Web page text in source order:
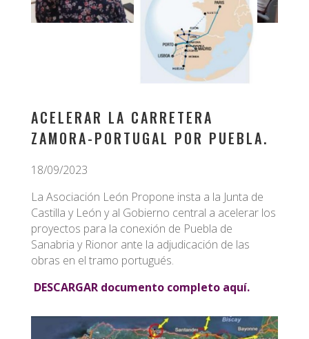
ACELERAR LA CARRETERA
ZAMORA-PORTUGAL POR PUEBLA.
18/09/2023
La Asociación León Propone insta a la Junta de
Castilla y León y al Gobierno central a acelerar los
proyectos para la conexión de Puebla de
Sanabria y Rionor ante la adjudicación de las
obras en el tramo portugués.
DESCARGAR documento completo aquí.